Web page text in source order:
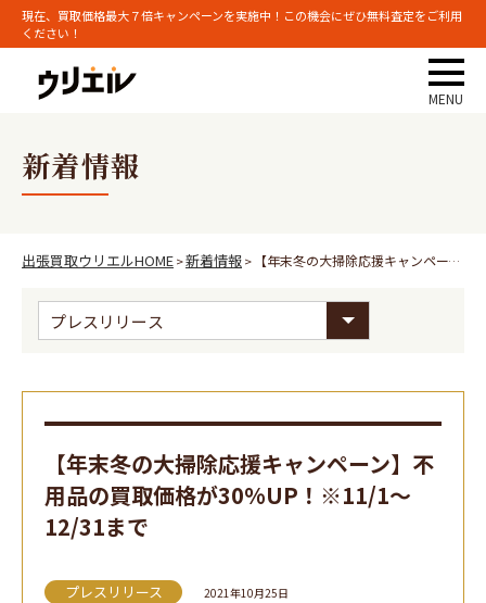
現在、買取価格最大７倍キャンペーンを実施中！この機会にぜひ無料査定をご利用
ください！
新着情報
出張買取ウリエルHOME>新着情報> 【年末冬の大掃除応援キャンペーン】不用品の買取価格が30%UP！※11/1〜12/31まで
【年末冬の大掃除応援キャンペーン】不
用品の買取価格が30%UP！※11/1〜
12/31まで
プレスリリース 2021年10月25日